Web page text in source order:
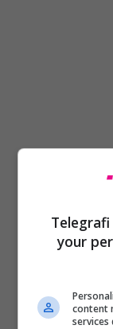
your
content
services